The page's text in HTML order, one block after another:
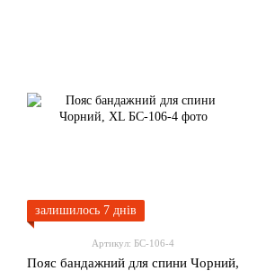
залишилось 7 днів
Артикул: БС-106-4
Пояс бандажний для спини Чорний,